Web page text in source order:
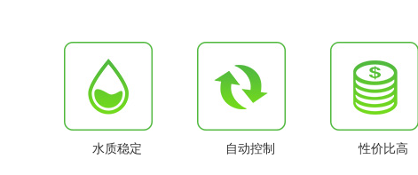
水质稳定 自动控制 性价比高